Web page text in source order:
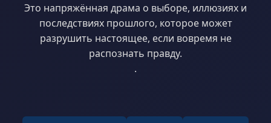
Это напряжённая драма о выборе, иллюзиях и
последствиях прошлого, которое может
разрушить настоящее, если вовремя не
распознать правду.
.